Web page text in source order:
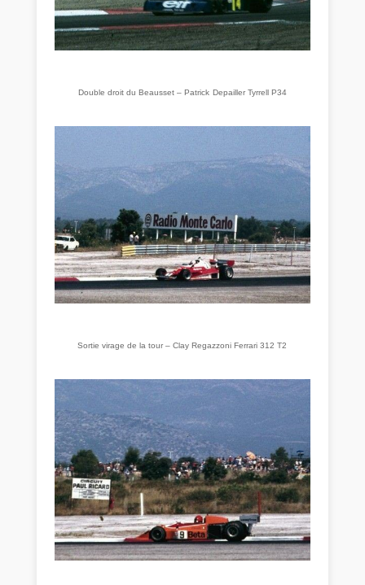
Double droit du Beausset – Patrick Depailler Tyrrell P34
Sortie virage de la tour – Clay Regazzoni Ferrari 312 T2